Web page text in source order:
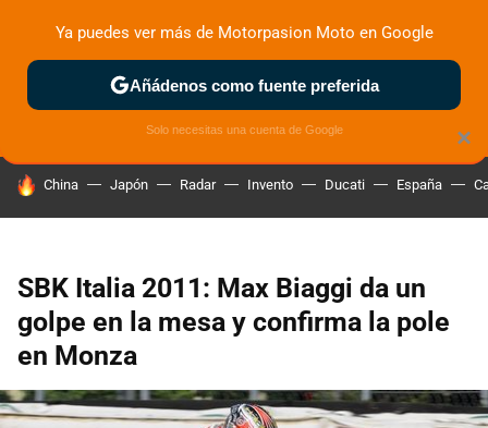
ZONA DE PRUEBAS DEPORTIVAS MOTOS ELÉCTRICAS
HOY SE HABLA DE
China Japón Radar Invento Ducati España
SBK Italia 2011: Max Biaggi da un
golpe en la mesa y confirma la pole
en Monza
×
Ya puedes ver más de Motorpasion Moto en Google
Añádenos como fuente preferida
Solo necesitas una cuenta de Google